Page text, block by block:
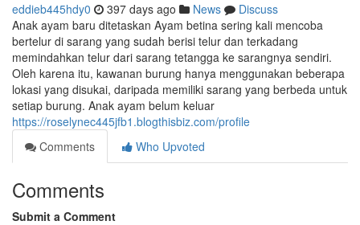
eddieb445hdy0 397 days ago News
Discuss
Anak ayam baru ditetaskan Ayam betina sering kali mencoba
bertelur di sarang yang sudah berisi telur dan terkadang
memindahkan telur dari sarang tetangga ke sarangnya sendiri.
Oleh karena itu, kawanan burung hanya menggunakan beberapa
lokasi yang disukai, daripada memiliki sarang yang berbeda untuk
setiap burung. Anak ayam belum keluar
https://roselynec445jfb1.blogthisbiz.com/profile
Comments
Who Upvoted
Comments
Submit a Comment